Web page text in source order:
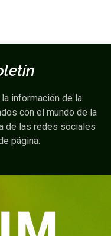
información de la
con el mundo de la
de las redes sociales
página.